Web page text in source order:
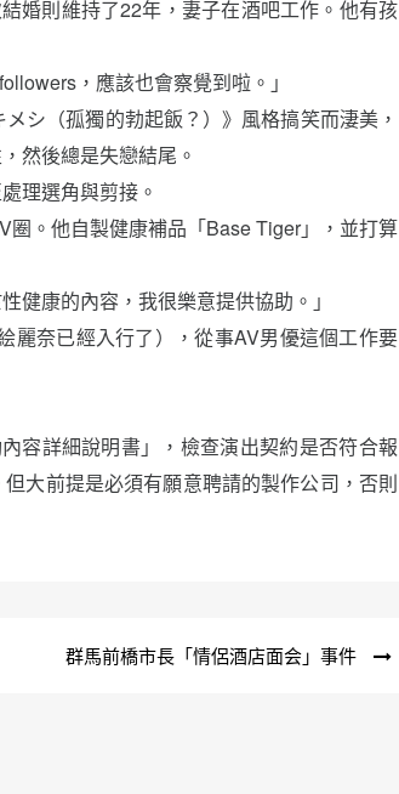
婚則維持了22年，妻子在酒吧工作。他有孩
，應該也會察覺到啦。」
シ（孤獨的勃起飯？）》風格搞笑而淒美，
然後總是失戀結尾。
理選角與剪接。
。他自製健康補品「Base Tiger」，並打算
健康的內容，我很樂意提供協助。」
麗奈已經入行了），從事AV男優這個工作要
容詳細說明書」，檢查演出契約是否符合報
大前提是必須有願意聘請的製作公司，否則
群馬前橋市長「情侶酒店面会」事件